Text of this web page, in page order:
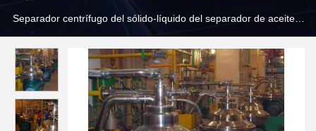
Separador centrífugo del sólido-líquido del separador de aceite